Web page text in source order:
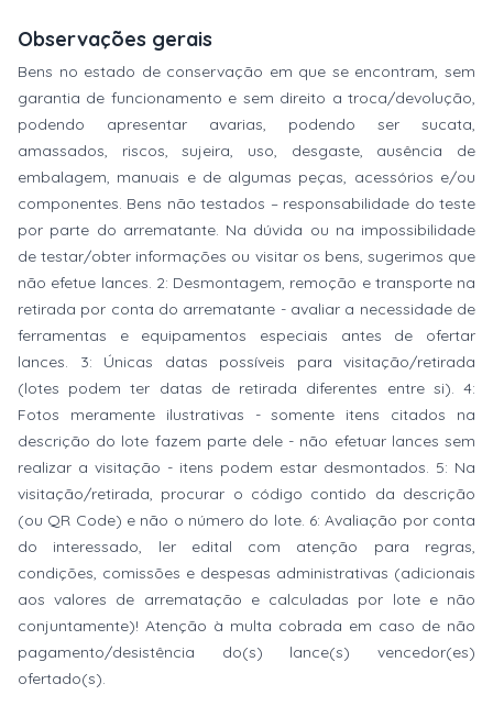
Observações gerais
Bens no estado de conservação em que se encontram, sem
garantia de funcionamento e sem direito a troca/devolução,
podendo apresentar avarias, podendo ser sucata,
amassados, riscos, sujeira, uso, desgaste, ausência de
embalagem, manuais e de algumas peças, acessórios e/ou
componentes. Bens não testados – responsabilidade do teste
por parte do arrematante. Na dúvida ou na impossibilidade
de testar/obter informações ou visitar os bens, sugerimos que
não efetue lances. 2: Desmontagem, remoção e transporte na
retirada por conta do arrematante - avaliar a necessidade de
ferramentas e equipamentos especiais antes de ofertar
lances. 3: Únicas datas possíveis para visitação/retirada
(lotes podem ter datas de retirada diferentes entre si). 4:
Fotos meramente ilustrativas - somente itens citados na
descrição do lote fazem parte dele - não efetuar lances sem
realizar a visitação - itens podem estar desmontados. 5: Na
visitação/retirada, procurar o código contido da descrição
(ou QR Code) e não o número do lote. 6: Avaliação por conta
do interessado, ler edital com atenção para regras,
condições, comissões e despesas administrativas (adicionais
aos valores de arrematação e calculadas por lote e não
conjuntamente)! Atenção à multa cobrada em caso de não
pagamento/desistência do(s) lance(s) vencedor(es)
ofertado(s).